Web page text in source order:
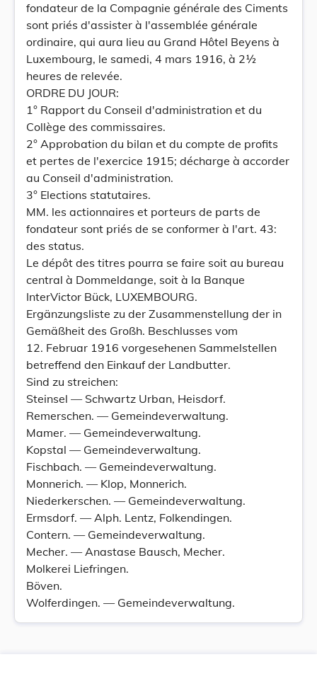
fondateur de la Compagnie générale des Ciments
sont priés d'assister à l'assemblée générale
ordinaire, qui aura lieu au Grand Hôtel Beyens à
Luxembourg, le samedi, 4 mars 1916, à 2½
heures de relevée.
ORDRE DU JOUR:
1° Rapport du Conseil d'administration et du
Collège des commissaires.
2° Approbation du bilan et du compte de profits
et pertes de l'exercice 1915; décharge à accorder
au Conseil d'administration.
3° Elections statutaires.
MM. les actionnaires et porteurs de parts de
fondateur sont priés de se conformer à l'art. 43:
des status.
Le dépôt des titres pourra se faire soit au bureau
central à Dommeldange, soit à la Banque
InterVictor Bück, LUXEMBOURG.
Ergänzungsliste zu der Zusammenstellung der in
Gemäßheit des Großh. Beschlusses vom
12. Februar 1916 vorgesehenen Sammelstellen
betreffend den Einkauf der Landbutter.
Sind zu streichen:
Steinsel — Schwartz Urban, Heisdorf.
Remerschen. — Gemeindeverwaltung.
Mamer. — Gemeindeverwaltung.
Kopstal — Gemeindeverwaltung.
Fischbach. — Gemeindeverwaltung.
Monnerich. — Klop, Monnerich.
Niederkerschen. — Gemeindeverwaltung.
Ermsdorf. — Alph. Lentz, Folkendingen.
Contern. — Gemeindeverwaltung.
Mecher. — Anastase Bausch, Mecher.
Molkerei Liefringen.
Böven.
Wolferdingen. — Gemeindeverwaltung.